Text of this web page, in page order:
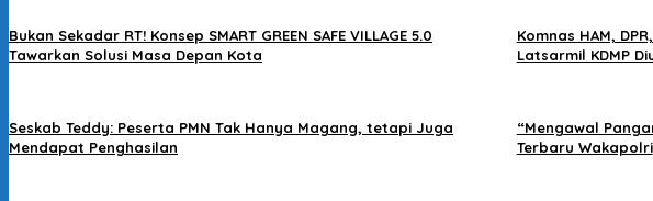
Bukan Sekadar RT! Konsep SMART GREEN SAFE VILLAGE 5.0
Tawarkan Solusi Masa Depan Kota
Komnas HAM,
Latsarmil KDMP
Seskab Teddy: Peserta PMN Tak Hanya Magang, tetapi Juga
Mendapat Penghasilan
“Mengawal
Terbaru Wakapolri